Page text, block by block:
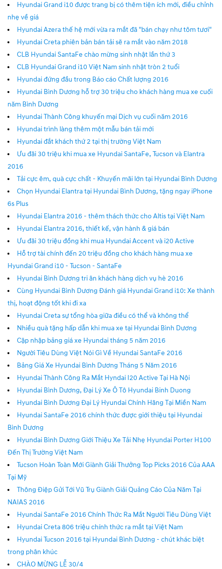
Hyundai Grand i10 được trang bị có thêm tiện ích mới, điều chỉnh
nhẹ về giá
Hyundai Azera thế hệ mới vừa ra mắt đã "bán chạy như tôm tươi"
Hyundai Creta phiên bản bán tải sẽ ra mắt vào năm 2018
CLB Hyundai SantaFe chào mừng sinh nhật lần thứ 3
CLB Hyundai Grand i10 Việt Nam sinh nhật tròn 2 tuổi
Hyundai đứng đầu trong Báo cáo Chất lượng 2016
Hyundai Bình Dương hỗ trợ 30 triệu cho khách hàng mua xe cuối
năm Bình Dương
Hyundai Thành Công khuyến mại Dịch vụ cuối năm 2016
Hyundai trình làng thêm một mẫu bán tải mới
Hyundai đắt khách thứ 2 tại thị trường Việt Nam
Ưu đãi 30 triệu khi mua xe Hyundai SantaFe, Tucson và Elantra
2016
Tải cực êm, quà cực chất - Khuyến mãi lớn tại Hyundai Bình Dương
Chọn Hyundai Elantra tại Hyundai Bình Dương, tặng ngay iPhone
6s Plus
Hyundai Elantra 2016 - thêm thách thức cho Altis tại Việt Nam
Hyundai Elantra 2016, thiết kế, vận hành & giá bán
Ưu đãi 30 triệu đồng khi mua Hyundai Accent và i20 Active
Hỗ trợ tài chính đến 20 triệu đồng cho khách hàng mua xe
Hyundai Grand i10 - Tucson - SantaFe
Hyundai Bình Dương tri ân khách hàng dịch vụ hè 2016
Cùng Hyundai Bình Dương Đánh giá Hyundai Grand i10: Xe thành
thị, hoạt động tốt khi đi xa
Hyundai Creta sự tổng hòa giữa điều có thể và không thể
Nhiều quà tặng hấp dẫn khi mua xe tại Hyundai Bình Dương
Cập nhập bảng giá xe Hyundai tháng 5 năm 2016
Người Tiêu Dùng Việt Nói Gì Về Hyundai SantaFe 2016
Bảng Giá Xe Hyundai Bình Dương Tháng 5 Năm 2016
Hyundai Thành Công Ra Mắt Hyndai I20 Active Tại Hà Nội
Hyundai Bình Dương, Đại Lý Xe Ô Tô Hyundai Binh Duong
Hyundai Bình Dương Đại Lý Hyundai Chính Hãng Tại Miền Nam
Hyundai SantaFe 2016 chính thức được giới thiệu tại Hyundai
Bình Dương
Hyundai Bình Dương Giới Thiệu Xe Tải Nhẹ Hyundai Porter H100
Đến Thị Trường Việt Nam
Tucson Hoàn Toàn Mới Giành Giải Thưởng Top Picks 2016 Của AAA
Tại Mỹ
Thông Điệp Gửi Tới Vũ Trụ Giành Giải Quảng Cáo Của Năm Tại
NAIAS 2016
Hyundai SantaFe 2016 Chính Thức Ra Mắt Người Tiêu Dùng Việt
Hyundai Creta 806 triệu chính thức ra mắt tại Việt Nam
Hyundai Tucson 2016 tại Hyundai Bình Dương - chút khác biệt
trong phân khúc
CHÀO MỪNG LỄ 30/4